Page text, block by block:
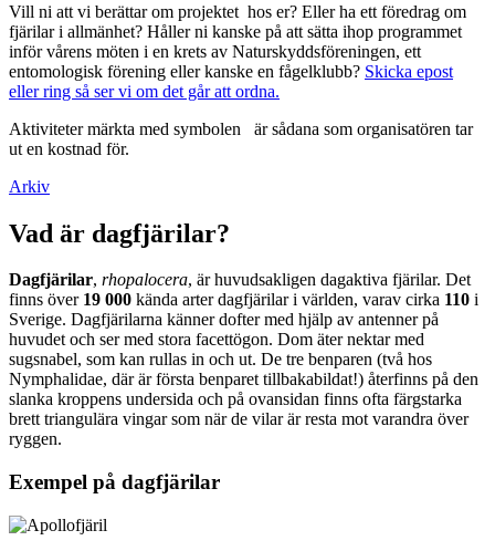
Vill ni att vi berättar om projektet hos er? Eller ha ett föredrag om
fjärilar i allmänhet? Håller ni kanske på att sätta ihop programmet
inför vårens möten i en krets av Naturskyddsföreningen, ett
entomologisk förening eller kanske en fågelklubb? Skicka epost
eller ring så ser vi om det går att ordna.
Aktiviteter märkta med symbolen
är sådana som organisatören tar
ut en kostnad för.
Arkiv
Vad är dagfjärilar?
Dagfjärilar, rhopalocera, är huvudsakligen dagaktiva fjärilar. Det
finns över 19 000 kända arter dagfjärilar i världen, varav cirka 110 i
Sverige. Dagfjärilarna känner dofter med hjälp av antenner på
huvudet och ser med stora facettögon. Dom äter nektar med
sugsnabel, som kan rullas in och ut. De tre benparen (två hos
Nymphalidae, där är första benparet tillbakabildat!) återfinns på den
slanka kroppens undersida och på ovansidan finns ofta färgstarka
brett triangulära vingar som när de vilar är resta mot varandra över
ryggen.
Exempel på dagfjärilar